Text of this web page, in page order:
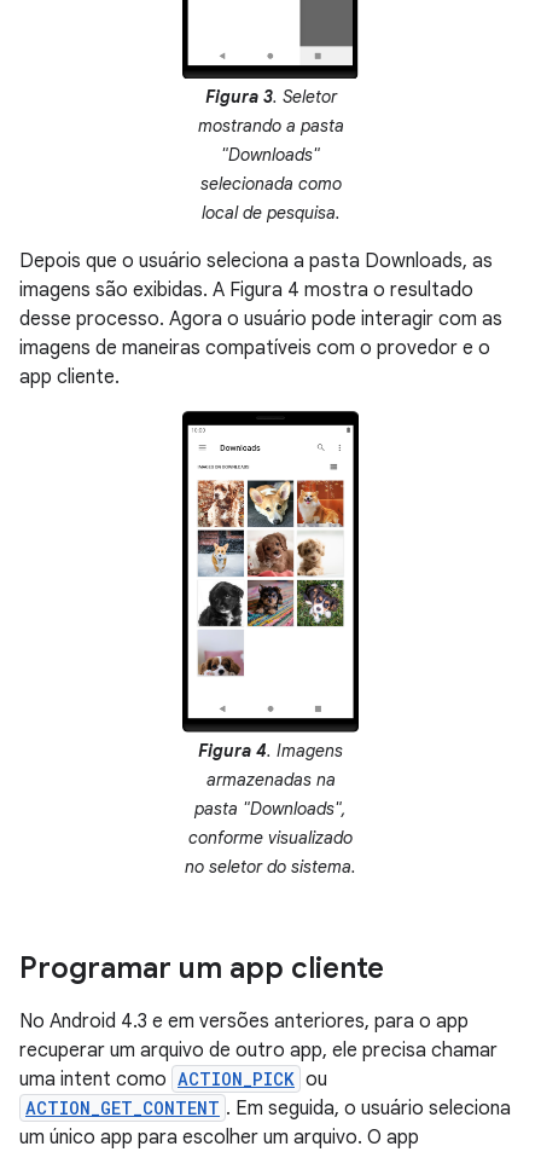
Figura 3. Seletor
mostrando a pasta
"Downloads"
selecionada como
local de pesquisa.
Depois que o usuário seleciona a pasta Downloads, as
imagens são exibidas. A Figura 4 mostra o resultado
desse processo. Agora o usuário pode interagir com as
imagens de maneiras compatíveis com o provedor e o
app cliente.
Figura 4. Imagens
armazenadas na
pasta "Downloads",
conforme visualizado
no seletor do sistema.
Programar um app cliente
No Android 4.3 e em versões anteriores, para o app
recuperar um arquivo de outro app, ele precisa chamar
uma intent como ACTION_PICK ou
ACTION_GET_CONTENT . Em seguida, o usuário seleciona
um único app para escolher um arquivo. O app